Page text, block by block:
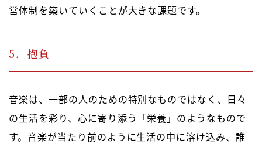
営体制を築いていくことが大きな課題です。
5．抱負
音楽は、一部の人のための特別なものではなく、日々
の生活を彩り、心に寄り添う「栄養」のようなもので
す。音楽が当たり前のように生活の中に溶け込み、誰